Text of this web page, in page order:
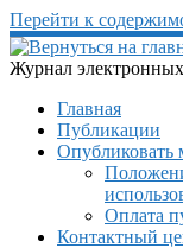
Перейти к
Журнал
Главная
Публикации
Опубликовать
Оплата
Контактный